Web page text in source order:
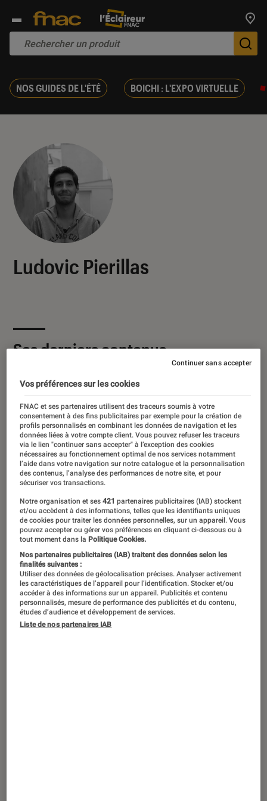
NOS GUIDES DE L'ÉTÉ BOICHI : L'EXPO VIRTUELLE
Ludovic Pierillas
Ses derniers contenus
Vos préférences sur les cookies
FNAC et ses partenaires utilisent des traceurs soumis à votre
consentement à des fins publicitaires par exemple pour la création de
profils personnalisés en combinant les données de navigation et les
données liées à votre compte client. Vous pouvez refuser les traceurs
via le lien "continuer sans accepter" à l’exception des cookies
nécessaires au fonctionnement optimal de nos services notamment
l’aide dans votre navigation sur notre catalogue et la personnalisation
des contenus, l’analyse des performances de notre site, et pour
sécuriser vos transactions.
Notre organisation et ses421 partenaires publicitaires (IAB) stockent
et/ou accèdent à des informations, telles que les identifiants uniques
de cookies pour traiter les données personnelles, sur un appareil. Vous
pouvez accepter ou gérer vos préférences en cliquant ci-dessous ou à
tout moment dans la Politique Cookies.
Nos partenaires publicitaires (IAB) traitent des données selon les
finalités suivantes :
Utiliser des données de géolocalisation précises. Analyser activement
les caractéristiques de l’appareil pour l’identification. Stocker et/ou
accéder à des informations sur un appareil. Publicités et contenu
personnalisés, mesure de performance des publicités et du contenu,
études d’audience et développement de services.
Liste de nos partenaires IAB
Continuer sans accepter